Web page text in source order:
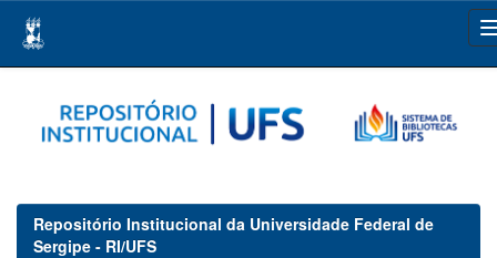
navigation
Repositório Institucional da Universidade Federal de
Sergipe - RI/UFS